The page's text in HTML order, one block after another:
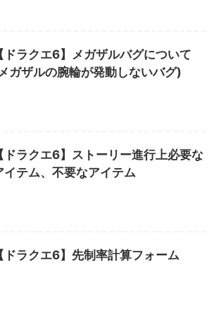
【ドラクエ6】メガザルバグについて
ガザルの腕輪が発動しないバグ)
【ドラクエ6】ストーリー進行上必要な
イテム、不要なアイテム
【ドラクエ6】先制率計算フォーム